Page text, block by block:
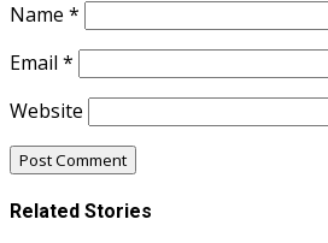
Name *
Email *
Website
Related Stories